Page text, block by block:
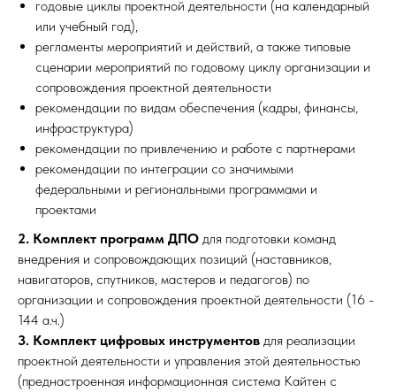
годовые циклы проектной деятельности (на календарный
или учебный год),
регламенты мероприятий и действий, а также типовые
сценарии мероприятий по годовому циклу организации и
сопровождения проектной деятельности
рекомендации по видам обеспечения (кадры, финансы,
инфраструктура)
рекомендации по привлечению и работе с партнерами
рекомендации по интеграции со значимыми
федеральными и региональными программами и
проектами
2. Комплект программ ДПО для подготовки команд
внедрения и сопровождающих позиций (наставников,
навигаторов, спутников, мастеров и педагогов) по
организации и сопровождения проектной деятельности (16 -
144 а.ч.)
3. Комплект цифровых инструментов для реализации
проектной деятельности и управления этой деятельностью
(преднастроенная информационная система Кайтен с